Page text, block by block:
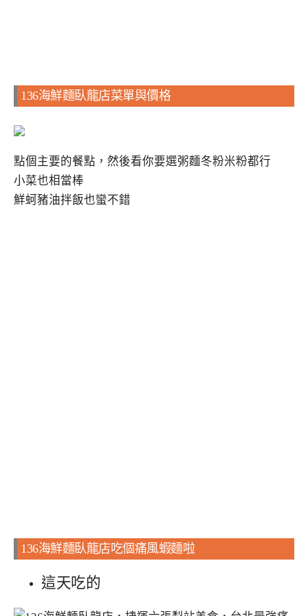
136海鮮麵臥龍店菜單與價格
點個主要的餐點，然後看你要選粥麵冬粉米粉都行
小菜也相當棒
鮮蚵豬油拌飯也蠻不錯
136海鮮麵臥龍店吃個痛風蝦麵啦
這天吃的